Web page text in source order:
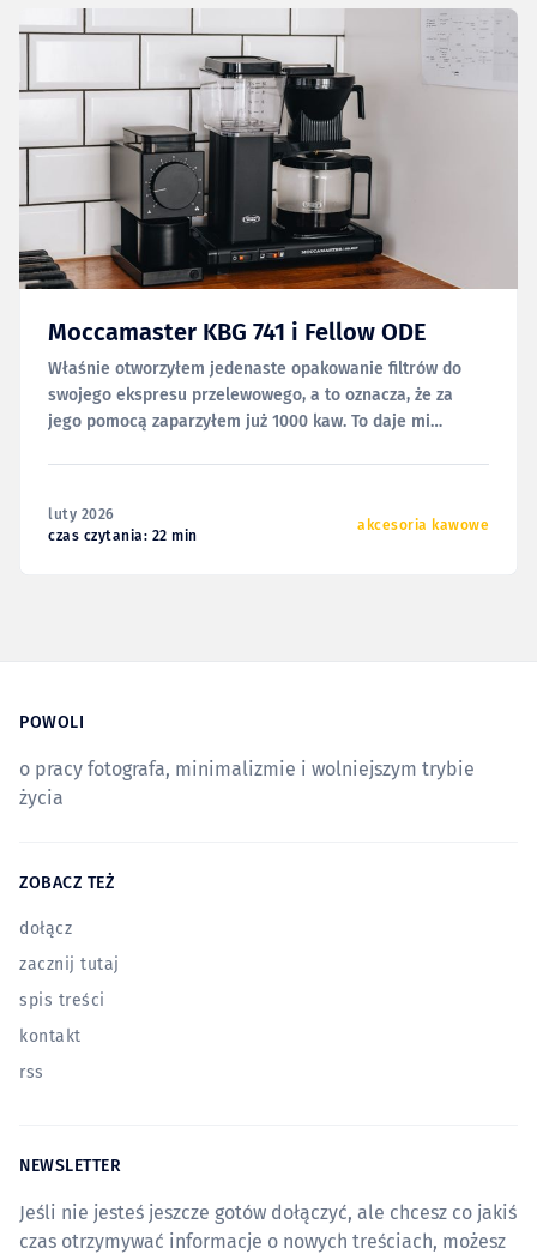
Moccamaster KBG 741 i Fellow ODE
Właśnie otworzyłem jedenaste opakowanie filtrów do
swojego ekspresu przelewowego, a to oznacza, że za
jego pomocą zaparzyłem już 1000 kaw. To daje mi
luty 2026
czas czytania: 22 min
akcesoria kawowe
POWOLI
o pracy fotografa, minimalizmie i wolniejszym trybie
życia
ZOBACZ TEŻ
dołącz
zacznij tutaj
spis treści
kontakt
rss
NEWSLETTER
Jeśli nie jesteś jeszcze gotów dołączyć, ale chcesz co jakiś
czas otrzymywać informacje o nowych treściach, możesz